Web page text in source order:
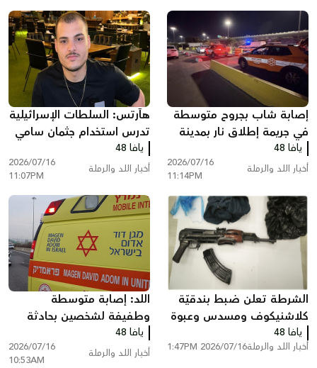
إصابة شاب بجروح متوسطة
في جريمة إطلاق نار بمدينة
الرملة
يافا 48
أخبار اللد والرملة
2026/07/16
11:14PM
هآرتس: السلطات الإسرائيلية
تدرس استخدام جثمان سامي
جعصوص في مفاوضات
تبادل الأسرى والمفقودين
يافا 48
أخبار اللد والرملة
2026/07/16
11:07PM
الشرطة تعلن ضبط بندقيّة
كلاشنيكوف ومسدس وعبوة
أنبوبية في اللد واعتقال
مشتبه
يافا 48
أخبار اللد والرملة2026/07/16 1:47PM
اللد: إصابة متوسطة
وطفيفة لشخصين بحادثة
عنف
يافا 48
أخبار اللد والرملة
2026/07/16
10:53AM